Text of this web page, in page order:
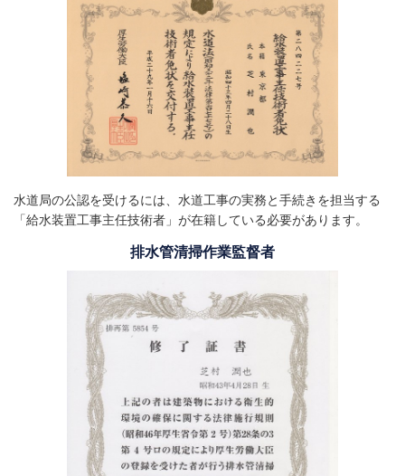
水道局の公認を受けるには、水道工事の実務と手続きを担当する
「給水装置工事主任技術者」が在籍している必要があります。
排水管清掃作業監督者